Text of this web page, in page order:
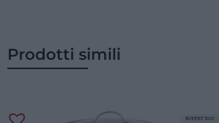
Prodotti simili
BUFFET ECO